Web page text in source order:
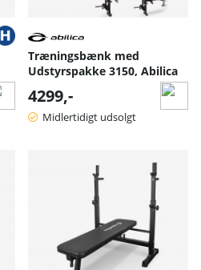
Træningsbænk med
Udstyrspakke 3150, Abilica
4299,-
Midlertidigt udsolgt